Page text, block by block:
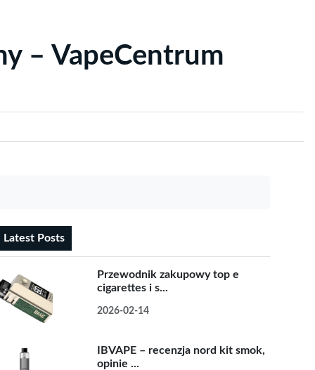
– VapeCentrum
Latest Posts
Przewodnik zakupowy top e
cigarettes i s...
2026-02-14
IBVAPE – recenzja nord kit smok,
opinie ...